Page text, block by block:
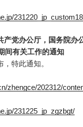
产党办公厅，国务院办
间有关工作的通知
特此通知。
zhengce/202312/
231225_jp_zgzbgt/